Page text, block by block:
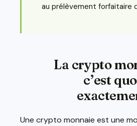
au prélèvement forfaitaire
La crypto
c’est
Une crypto monnaie est une